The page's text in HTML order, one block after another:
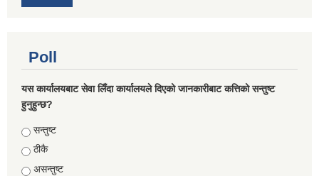
Poll
यस कार्यालयबाट सेवा लिँदा कार्यालयले दिएको जानकारीबाट कत्तिको सन्तुष्ट
हुनुहुन्छ?
Choices
सन्तुष्ट
ठीकै
असन्तुष्ट